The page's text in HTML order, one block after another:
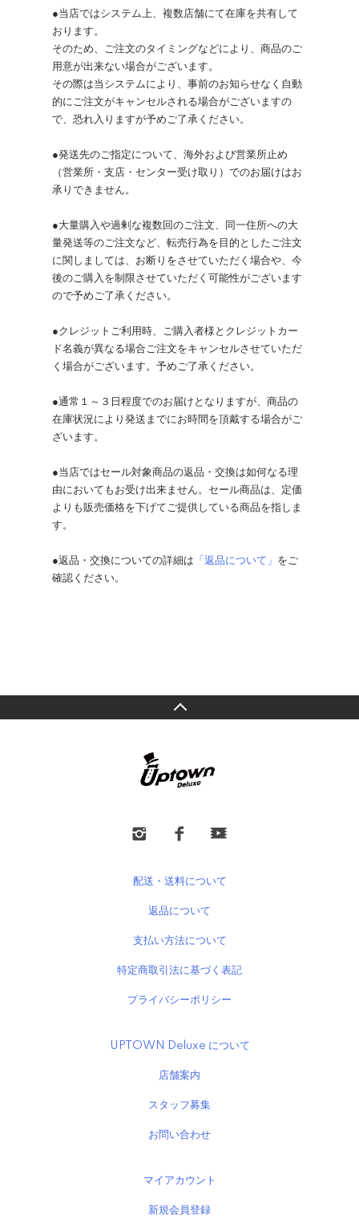
●当店ではシステム上、複数店舗にて在庫を共有して
おります。
そのため、ご注文のタイミングなどにより、商品のご
用意が出来ない場合がございます。
その際は当システムにより、事前のお知らせなく自動
的にご注文がキャンセルされる場合がございますの
で、恐れ入りますが予めご了承ください。
●発送先のご指定について、海外および営業所止め
（営業所・支店・センター受け取り）でのお届けはお
承りできません。
●大量購入や過剰な複数回のご注文、同一住所への大
量発送等のご注文など、転売行為を目的としたご注文
に関しましては、お断りをさせていただく場合や、今
後のご購入を制限させていただく可能性がございます
ので予めご了承ください。
●クレジットご利用時、ご購入者様とクレジットカー
ド名義が異なる場合ご注文をキャンセルさせていただ
く場合がございます。予めご了承ください。
●通常１～３日程度でのお届けとなりますが、商品の
在庫状況により発送までにお時間を頂戴する場合がご
ざいます。
●当店ではセール対象商品の返品・交換は如何なる理
由においてもお受け出来ません。セール商品は、定価
よりも販売価格を下げてご提供している商品を指しま
す。
●返品・交換についての詳細は 「返品について」 をご
確認ください。
配送・送料について
返品について
支払い方法について
特定商取引法に基づく表記
プライバシーポリシー
UPTOWN Deluxe について
店舗案内
スタッフ募集
お問い合わせ
マイアカウント
新規会員登録